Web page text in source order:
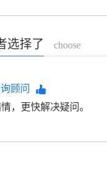
选择了 choose
顾问
，更快解决疑问。